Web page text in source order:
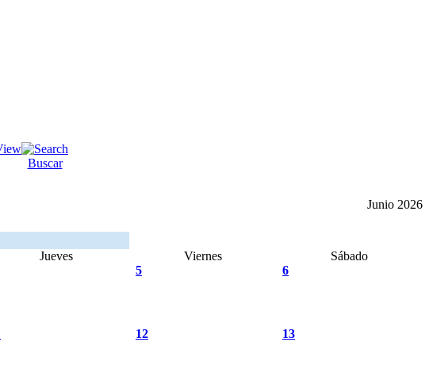
Buscar
Junio 2026
Jueves Viernes
Sábado
5 6
12 13